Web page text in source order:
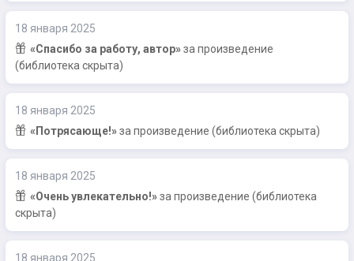
18 января 2025
«Спасибо за работу, автор»за произведение
(библиотека скрыта)
18 января 2025
«Потрясающе!»за произведение (библиотека скрыта)
18 января 2025
«Очень увлекательно!»за произведение (библиотека
скрыта)
18 января 2025